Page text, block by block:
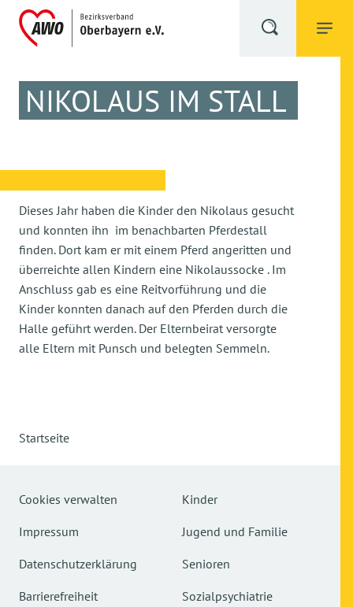
NIKOLAUS IM STALL
Dieses Jahr haben die Kinder den Nikolaus gesucht
und konnten ihn im benachbarten Pferdestall
finden. Dort kam er mit einem Pferd angeritten und
überreichte allen Kindern eine Nikolaussocke . Im
Anschluss gab es eine Reitvorführung und die
Kinder konnten danach auf den Pferden durch die
Halle geführt werden. Der Elternbeirat versorgte
alle Eltern mit Punsch und belegten Semmeln.
Startseite
Cookies verwalten
Impressum
Datenschutzerklärung
Barrierefreiheit
Kinder
Jugend und Familie
Senioren
Sozialpsychiatrie